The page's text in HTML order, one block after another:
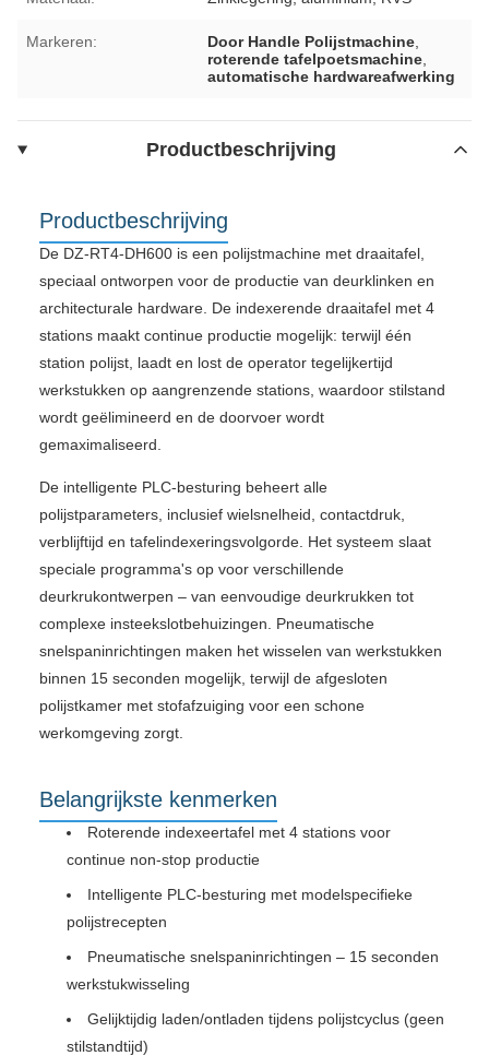
Markeren: Door Handle Polijstmachine
roterende tafelpoetsmachine
automatische hardwareafwerking
Productbeschrijving
Productbeschrijving
De DZ-RT4-DH600 is een polijstmachine met draaitafel,
speciaal ontworpen voor de productie van deurklinken en
architecturale hardware. De indexerende draaitafel met 4
stations maakt continue productie mogelijk: terwijl één
station polijst, laadt en lost de operator tegelijkertijd
werkstukken op aangrenzende stations, waardoor stilstand
wordt geëlimineerd en de doorvoer wordt
gemaximaliseerd.
De intelligente PLC-besturing beheert alle
polijstparameters, inclusief wielsnelheid, contactdruk,
verblijftijd en tafelindexeringsvolgorde. Het systeem slaat
speciale programma's op voor verschillende
deurkrukontwerpen – van eenvoudige deurkrukken tot
complexe insteekslotbehuizingen. Pneumatische
snelspaninrichtingen maken het wisselen van werkstukken
binnen 15 seconden mogelijk, terwijl de afgesloten
polijstkamer met stofafzuiging voor een schone
werkomgeving zorgt.
Belangrijkste kenmerken
Roterende indexeertafel met 4 stations voor
continue non-stop productie
Intelligente PLC-besturing met modelspecifieke
polijstrecepten
Pneumatische snelspaninrichtingen – 15 seconden
werkstukwisseling
Gelijktijdig laden/ontladen tijdens polijstcyclus (geen
stilstandtijd)